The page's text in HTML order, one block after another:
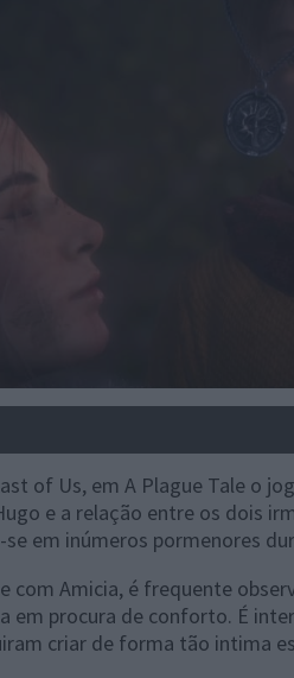
of Us, em A Plague Tale o
e a relação entre os dois
em inúmeros pormenores
com Amicia, é frequente
em procura de conforto. É
criar de forma tão intima